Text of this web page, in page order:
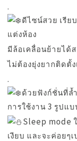
.
ดีไซน์สวย เรีย
แต่งห้อง
มีล้อเคลื่อนย้ายได้
ไม่ต้องยุ่งยากติดตั้
.
ด้วยฟังก์ชั่นที่ล้
การใช้งาน 3 รูปแ
Sleep mode
เงียบ และจะค่อยๆ